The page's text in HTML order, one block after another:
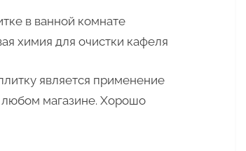
в ванной комнате
химия для очистки кафеля
является применение
магазине. Хорошо